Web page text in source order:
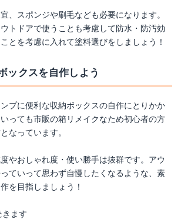
、スポンジや刷毛なども必要になります。
トドアで使うことも考慮して防水・防汚効
とを考慮に入れて塗料選びをしましょう！
ックスを自作しよう
プに便利な収納ボックスの自作にとりかか
っても市販の箱リメイクなため初心者の方
なっています。
やおしゃれ度・使い勝手は抜群です。アウ
ていって思わず自慢したくなるような、素
を目指しましょう！
ます